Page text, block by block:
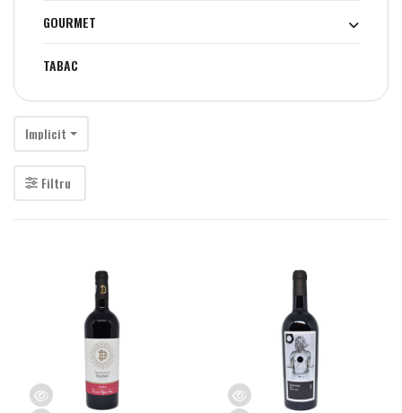
GOURMET
TABAC
Implicit
Filtru